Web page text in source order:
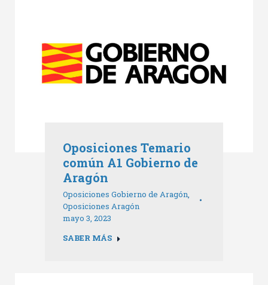
Oposiciones Temario
común A1 Gobierno de
Aragón
Oposiciones Gobierno de Aragón,
Oposiciones Aragón
mayo 3, 2023
SABER MÁS